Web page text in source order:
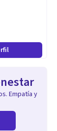
Empatía y